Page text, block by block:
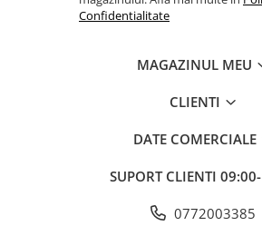
Confidentialitate
MAGAZINUL MEU
CLIENTI
DATE COMERCIALE
SUPORT CLIENTI
0772003385